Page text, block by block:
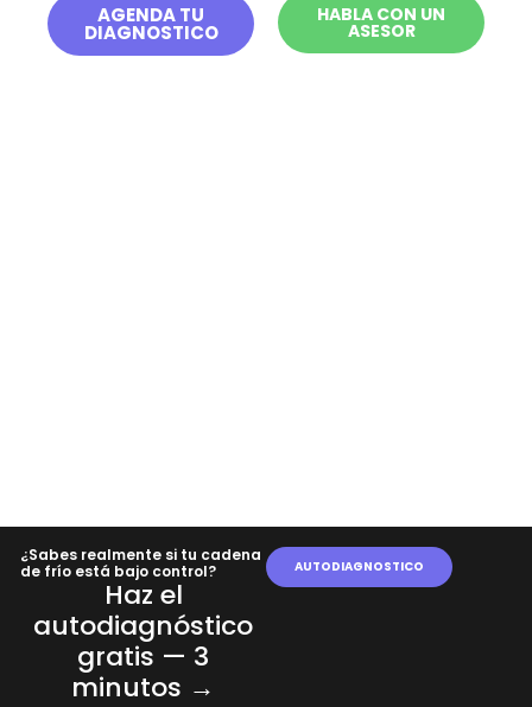
AGENDA TU
DIAGNOSTICO
HABLA CON UN
ASESOR
¿Sabes realmente si tu cadena
de frío está bajo control?
Haz el
autodiagnóstico
gratis — 3
minutos →
AUTODIAGNOSTICO